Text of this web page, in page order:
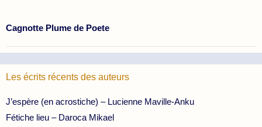
Cagnotte Plume de Poete
Les écrits récents des auteurs
J’espère (en acrostiche) – Lucienne Maville-Anku
Fétiche lieu – Daroca Mikael